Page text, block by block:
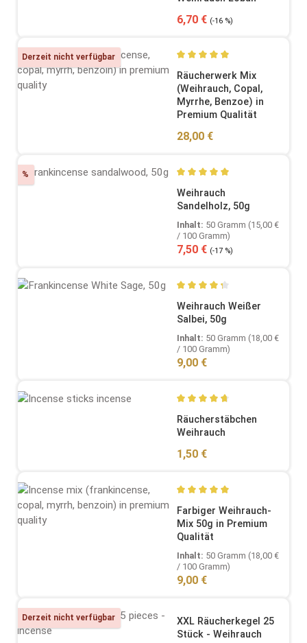
Verkaufspreis:
6,70 € Regulärer Preis:
(-16 %)
Derzeit nicht verfügbar
Durchschnittliche
Räucherwerk Mix
(Weihrauch, Copal,
Myrrhe, Benzoe) in
Premium Qualität
Regulärer Preis:
28,00 €
% Rabatt
Durchschnittliche
Weihrauch
Sandelholz, 50g
Inhalt: 50 Gramm (15,00 €
/ 100 Gramm)
Verkaufspreis:
7,50 € Regulärer Preis:
(-17 %)
Durchschnittliche
Weihrauch Weißer
Salbei, 50g
Inhalt: 50 Gramm (18,00 €
/ 100 Gramm)
Regulärer Preis:
9,00 €
Durchschnittliche
Räucherstäbchen
Weihrauch
Regulärer Preis:
1,50 €
Durchschnittliche
Farbiger Weihrauch-
Mix 50g in Premium
Qualität
Inhalt: 50 Gramm (18,00 €
/ 100 Gramm)
Regulärer Preis:
9,00 €
Derzeit nicht verfügbar
XXL Räucherkegel 25
Stück - Weihrauch